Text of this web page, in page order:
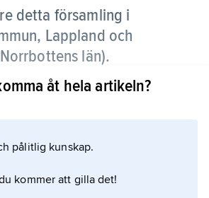
detta församling i
Lappland och
län).
2010 ingår i församlingen
åt hela artikeln?
pålitlig kunskap.
kommer att gilla det!